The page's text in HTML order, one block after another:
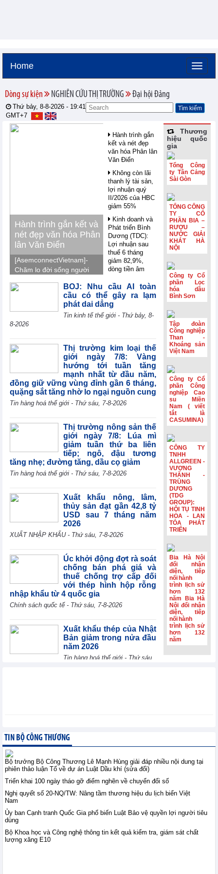
Home
Dòng sự kiện NGHIÊN CỨU THỊ TRƯỜNG Đại hội Đảng
Thứ bảy, 8-8-2026 - 19:41
GMT+7
Hành trình gắn kết và
nét đẹp văn hóa Phân
lân Văn Điển
[AsemconnectVietnam]-
Chăm lo đời sống người
Điển tổ chức tham quan,
nghỉ mát Trung Quốc
2026, gắn kết tập thể,
tái tạo năng lượng và
lan tỏa văn hóa doanh
nghiệp.
Hành trình gắn
kết và nét đẹp
văn hóa Phân lân
Văn Điển
Không còn lãi
thanh lý tài sản,
lợi nhuận quý
II/2026 của HBC
giảm 55%
Kinh doanh và
Phát triển Bình
Dương (TDC):
Lợi nhuận sau
thuế 6 tháng
giảm 82,9%,
dòng tiền âm
đồng
VIFTA mở thêm
dư địa cho hàng
Việt tại thị trường
Coteccons
(CTD) lãi 788 tỷ
đồng năm tài
chính 2026
Sản lượng sản
xuất công nghiệp
khu vực
Eurozone đạt
trong gần 4 năm
rưỡi
HSBC: Nghị
quyết 10 tạo nền
tảng để Việt Nam
thu hút dòng vốn
chất lượng cao
xuất của Hoa Kỳ
đạt mức cao nhất
trong hơn bốn
năm
Phiên họp
Chính phủ
7: Xuất nhập
khẩu ước đạt
659,6 tỷ USD,
tăng 28,1%
BOJ: Nhu cầu AI toàn
cầu có thể gây ra lạm
phát dai dẳng
Tin kinh tế thế giới - Thứ bảy, 8-
8-2026
Thị trường kim loại thế
giới ngày 7/8: Vàng
hướng tới tuần tăng
mạnh nhất từ đầu năm,
đồng giữ vững vùng đỉnh gần 6 tháng,
quặng sắt tăng nhờ lo ngại nguồn cung
Tin hàng hoá thế giới - Thứ sáu, 7-8-2026
Thị trường nông sản thế
giới ngày 7/8: Lúa mì
giảm tuần thứ ba liên
tiếp; ngô, đậu tương
tăng nhẹ; đường tăng, dầu cọ giảm
Tin hàng hoá thế giới - Thứ sáu, 7-8-2026
Xuất khẩu nông, lâm,
thủy sản đạt gần 42,8 tỷ
USD sau 7 tháng năm
2026
XUẤT NHẬP KHẨU - Thứ sáu, 7-8-2026
Úc khởi động đợt rà soát
chống bán phá giá và
thuế chống trợ cấp đối
với thép hình hộp rỗng
nhập khẩu từ 4 quốc gia
Chính sách quốc tế - Thứ sáu, 7-8-2026
Xuất khẩu thép của Nhật
Bản giảm trong nửa đầu
năm 2026
Tin hàng hoá thế giới - Thứ sáu,
công nghiệp văn hóa:
Thể chế hóa Nghị quyết
số 80-NQ/TW
Chính sách trong nước - Thứ sáu, 7-8-2026
Thương mại điện tử tiếp
Hưng Yên
Thương
hiệu quốc
gia
Tổng Công
ty Tân Cảng
Sài Gòn
TỔNG CÔNG
TY CỔ
PHẦN BIA –
RƯỢU –
NƯỚC GIẢI
KHÁT HÀ
NỘI
Công ty Cổ
phần Lọc
hóa dầu
Bình Sơn
Tập đoàn
Công nghiệp
Than -
Khoáng sản
Việt Nam
Công ty Cổ
phần Công
nghiệp Cao
su Miền
Nam ( viết
tắt là
CASUMINA)
CÔNG TY
TNHH
ALLGREEN -
VƯỢNG
THÀNH -
TRÙNG
DƯƠNG
(TDG
GROUP):
HỘI TỤ TINH
HOA - LAN
TỎA PHÁT
TRIỂN
Bia Hà Nội
đổi nhận
diện, tiếp
nối hành
trình lịch sử
hơn 132
năm Bia Hà
Nội đổi nhận
diện, tiếp
nối hành
trình lịch sử
hơn 132
năm
TIN BỘ CÔNG THƯƠNG
Bộ trưởng Bộ Công Thương Lê Mạnh Hùng giải đáp nhiều nội dung tại
phiên thảo luận Tổ về dự án Luật Dầu khí (sửa đổi)
Triển khai 100 ngày tháo gỡ điểm nghẽn về chuyển đổi số
Nghị quyết số 20-NQ/TW: Nâng tầm thương hiệu du lịch biển Việt
Nam
Ủy ban Cạnh tranh Quốc Gia phổ biến Luật Bảo vệ quyền lợi người tiêu
dùng
Bộ Khoa học và Công nghệ thông tin kết quả kiểm tra, giám sát chất
lượng xăng E10